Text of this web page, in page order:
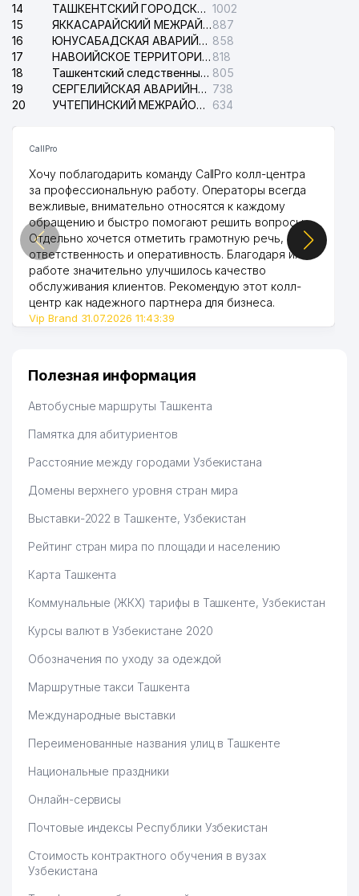
14
ТАШКЕНТСКИЙ ГОРОДСКОЙ СУД ПО ГРАЖДАНСКИМ ДЕЛАМ 1002
15
ЯККАСАРАЙСКИЙ МЕЖРАЙОННЫЙ СУД ПО ГРАЖДАНСКИМ ДЕЛАМ887
16
ЮНУСАБАДСКАЯ АВАРИЙНАЯ СЛУЖБА ЭЛЕКТРОСЕТИ 858
17
НАВОИЙСКОЕ ТЕРРИТОРИАЛЬНОЕ ПРЕДПРИЯТИЕ ЭЛЕКТРОСЕТИ АО 818
18
Ташкентский следственный изолятор 805
19
СЕРГЕЛИЙСКАЯ АВАРИЙНАЯ СЛУЖБА ЭЛЕКТРОСЕТИ 738
20
УЧТЕПИНСКИЙ МЕЖРАЙОННЫЙ СУД ПО ГРАЖДАНСКИМ ДЕЛАМ 634
CallPro
Хочу поблагодарить команду CallPro колл-центра
за профессиональную работу. Операторы всегда
вежливые, внимательно относятся к каждому
обращению и быстро помогают решить вопросы.
Отдельно хочется отметить грамотную речь,
ответственность и оперативность. Благодаря их
работе значительно улучшилось качество
обслуживания клиентов. Рекомендую этот колл-
центр как надежного партнера для бизнеса.
Vip Brand 31.07.2026 11:43:39
Полезная информация
Автобусные маршруты Ташкента
Памятка для абитуриентов
Расстояние между городами Узбекистана
Домены верхнего уровня стран мира
Выставки-2022 в Ташкенте, Узбекистан
Рейтинг стран мира по площади и населению
Карта Ташкента
Коммунальные (ЖКХ) тарифы в Ташкенте, Узбекистан
Курсы валют в Узбекистане 2020
Обозначения по уходу за одеждой
Маршрутные такси Ташкента
Международные выставки
Переименованные названия улиц в Ташкенте
Национальные праздники
Онлайн-сервисы
Почтовые индексы Республики Узбекистан
Стоимость контрактного обучения в вузах
Узбекистана